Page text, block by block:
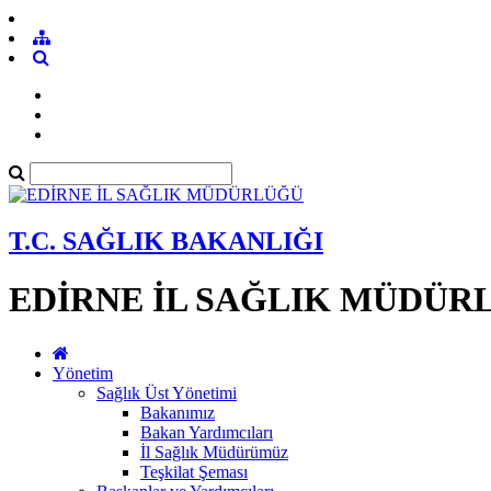
T.C. SAĞLIK BAKANLIĞI
EDİRNE İL SAĞLIK
Yönetim
Sağlık Üst Yönetimi
Bakanımız
Bakan Yardımcıları
İl Sağlık Müdürümüz
Teşkilat Şeması